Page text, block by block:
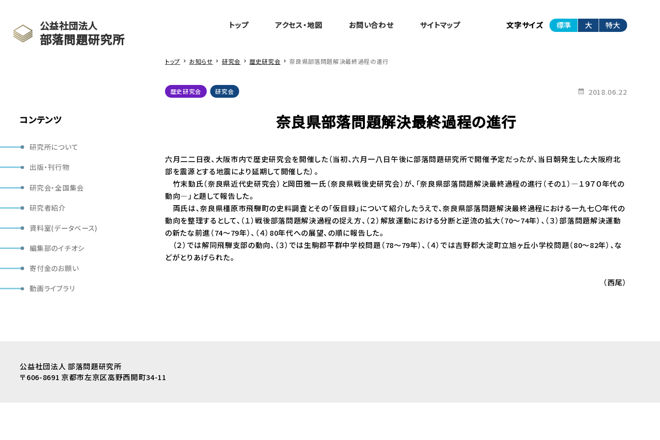
公益社団法人
部落問題研究所
コンテンツ
研究所について
出版・刊行物
研究会・全国集会
研究者紹介
資料室(データベース)
編集部のイチオシ
寄付金のお願い
動画ライブラリ
トップ アクセス・地図 お問い合わせ サイトマップ 文字サイズ 標準 大 特大
トップ お知らせ 研究会 歴史研究会 奈良県部落問題解決最終過程の進行
歴史研究会 研究会 2018.06.22
奈良県部落問題解決最終過程の進行
六月二二日夜、大阪市内で歴史研究会を開催した（当初、六月一八日午後に部落問題研究所で開催予定だったが、当日朝発生した大阪府北
部を震源とする地震により延期して開催した）。
竹末勤氏（奈良県近代史研究会）と岡田雅一氏（奈良県戦後史研究会）が、「奈良県部落問題解決最終過程の進行（その１）―１９７０年代の
動向―」と題して報告した。
両氏は、奈良県橿原市飛騨町の史料調査とその「仮目録」について紹介したうえで、奈良県部落問題解決最終過程における一九七〇年代の
動向を整理するとして、（１）戦後部落問題解決過程の捉え方、（２）解放運動における分断と逆流の拡大（70～74年）、（３）部落問題解決運動
の新たな前進（74～79年）、（４）80年代への展望、の順に報告した。
（２）では解同飛騨支部の動向、（３）では生駒郡平群中学校問題（78～79年）、（４）では吉野郡大淀町立旭ヶ丘小学校問題（80～82年）、な
どがとりあげられた。
（西尾）
公益社団法人 部落問題研究所
〒606-8691 京都市左京区高野西開町34-11